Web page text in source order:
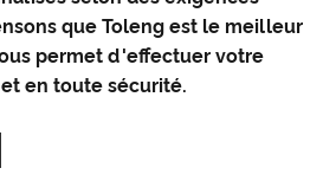
que Toleng est le meilleur
permet d'effectuer votre
en toute sécurité.